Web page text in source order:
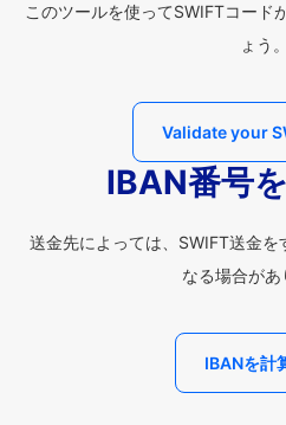
このツールを使ってSWIFTコード
ょう。
Validate your
IBAN番号
送金先によっては、SWIFT送金を
なる場合があ
IBANを計